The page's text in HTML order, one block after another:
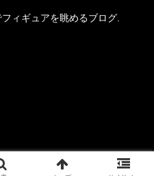
ィギュアを眺めるブログ.